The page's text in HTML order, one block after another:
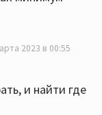
2023 в 00:55
и найти где